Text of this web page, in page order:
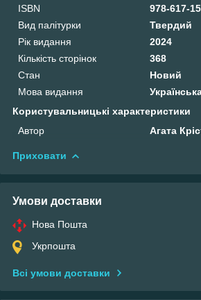
ISBN
978-617-
Вид палітурки
Твердий
Рік видання
2024
Кількість сторінок
368
Стан
Новий
Мова видання
Користувальницькі характеристики
Автор
Агата
Приховати
Умови доставки
Нова Пошта
Укрпошта
Всі умови доставки